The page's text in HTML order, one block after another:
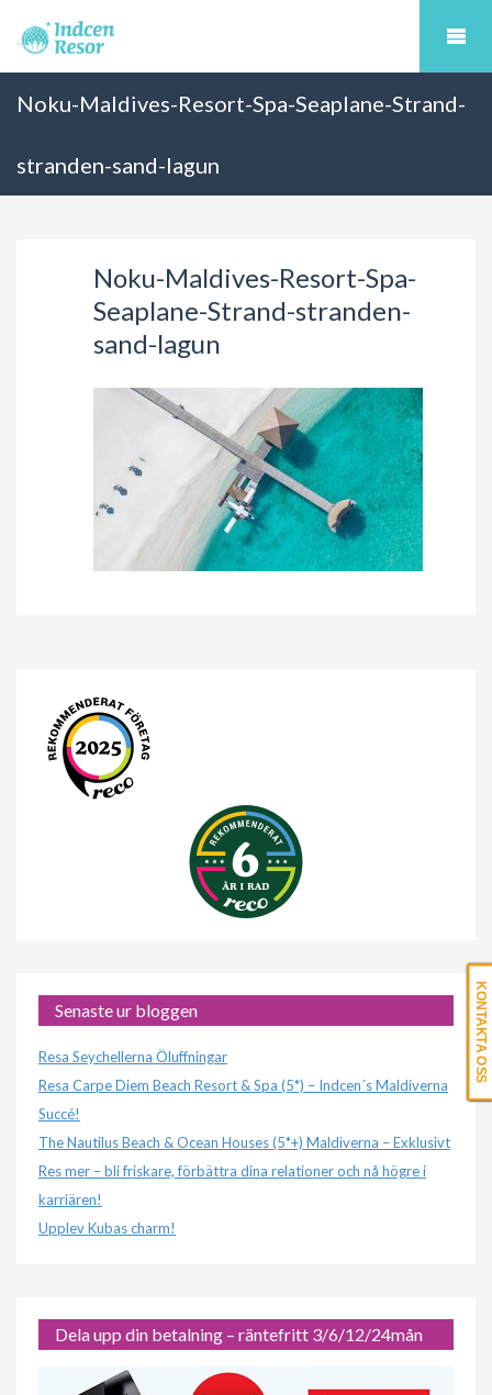
Noku-Maldives-Resort-Spa-Seaplane-Strand-
stranden-sand-lagun
Noku-Maldives-Resort-Spa-
Seaplane-Strand-stranden-
sand-lagun
Senaste ur bloggen
Resa Seychellerna Öluffningar
Resa Carpe Diem Beach Resort & Spa (5*) – Indcen´s Maldiverna
Succé!
The Nautilus Beach & Ocean Houses (5*+) Maldiverna – Exklusivt
Res mer – bli friskare, förbättra dina relationer och nå högre i
karriären!
Upplev Kubas charm!
Dela upp din betalning – räntefritt 3/6/12/24mån
KONTAKTA OSS